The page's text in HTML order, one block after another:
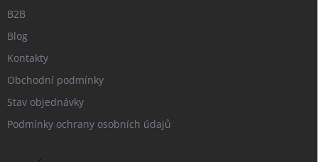
B2B
Blog
Kontakty
Obchodní podmínky
Stav objednávky
Podmínky ochrany osobních údajů